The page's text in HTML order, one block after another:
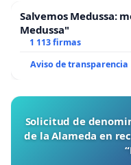
Salvemos Medussa:
Medussa"
1 113 firmas
Aviso de transparencia
Solicitud de
de la Alameda en